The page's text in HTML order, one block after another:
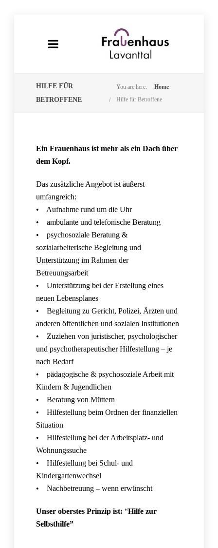
HILFE FÜR
BETROFFENE
You are here:
Home
Hilfe für Betroffene
Ein Frauenhaus ist mehr als ein Dach über
dem Kopf.
Das zusätzliche Angebot ist äußerst
umfangreich:
• Aufnahme rund um die Uhr
• ambulante und telefonische Beratung
• psychosoziale Beratung &
sozialarbeiterische Begleitung und
Unterstützung im Rahmen der
Betreuungsarbeit
• Unterstützung bei der Erstellung eines
neuen Lebensplanes
• Begleitung zu Gericht, Polizei, Ärzten und
anderen öffentlichen und sozialen Institutionen
• Zuziehen von juristischer, psychologischer
und psychotherapeutischer Hilfestellung – je
nach Bedarf
• pädagogische & psychosoziale Arbeit mit
Kindern & Jugendlichen
• Beratung von Müttern
• Hilfestellung beim Ordnen der finanziellen
Situation
• Hilfestellung bei der Arbeitsplatz- und
Wohnungssuche
• Hilfestellung bei Schul- und
Kindergartenwechsel
• Nachbetreuung – wenn erwünscht
Unser oberstes Prinzip ist: “Hilfe zur
Selbsthilfe”